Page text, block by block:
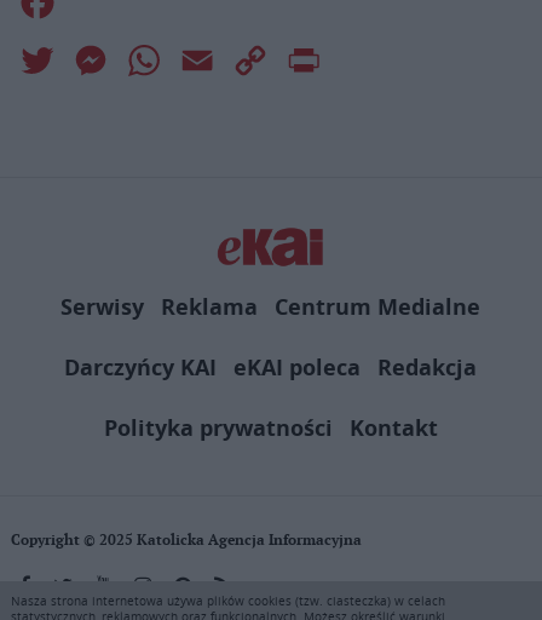
Twitter MessengerWhatsApp
Email
Copy
Serwisy Reklama
Centrum Medialne
Darczyńcy KAI
eKAI poleca
Redakcja
Polityka prywatności
Kontakt
Copyright © 2025 Katolicka Agencja Informacyjna
Nasza strona internetowa używa plików cookies (tzw. ciasteczka) w celach